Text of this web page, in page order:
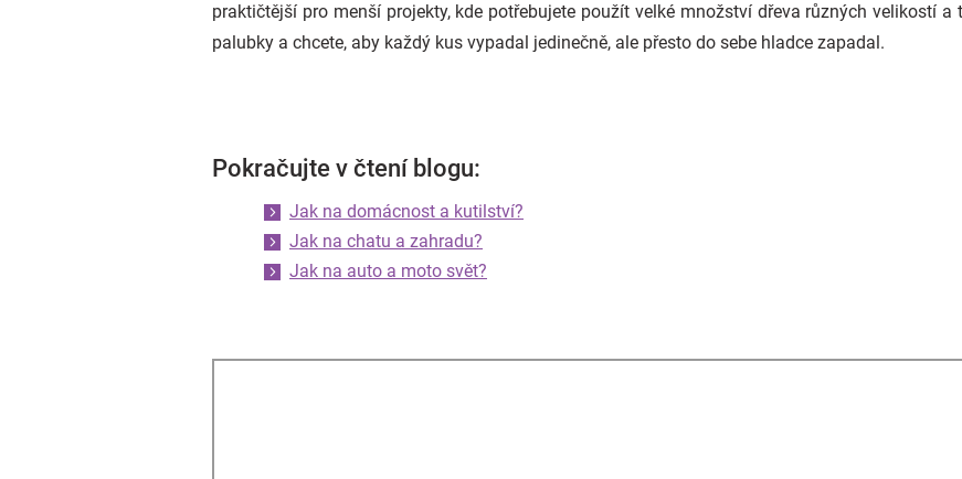
praktičtější pro menší projekty, kde potřebujete použít velké množství dřeva různých velikostí
palubky a chcete, aby každý kus vypadal jedinečně, ale přesto do sebe hladce zapadal.
Pokračujte v čtení blogu:
Jak na domácnost a kutilství?
Jak na chatu a zahradu?
Jak na auto a moto svět?